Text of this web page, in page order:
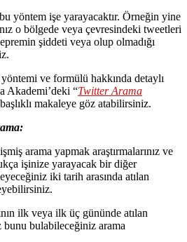
yöntem işe yarayacaktır. Örneğin yine
o bölgede veya çevresindeki tweetleri
şiddeti veya olup olmadığı
ve formülü hakkında detaylı
Akademi’deki “Twitter Arama
makaleye göz atabilirsiniz.
arama yapmak araştırmalarınız ve
işinize yarayacak bir diğer
iki tarih arasında atılan
ilk veya ilk üç gününde atılan
bunu bulabileceğiniz arama